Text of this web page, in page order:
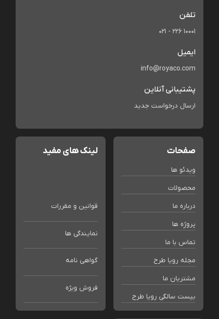
تلفن
021 - 226 10001
ایمیل
info@royaco.com
پشتیبانی آنلاین
ارسال درخواست جدید
صفحات
ویدئو ها
محصولات
درباره ما
پروژه ها
تماس با ما
مجله رویا طرح
مشتریان ما
بیست سالگی رویا طرح
لینک های مفید
قوانین و مقررات
نمایندگی ها
گواهی نامه
فروش ویژه